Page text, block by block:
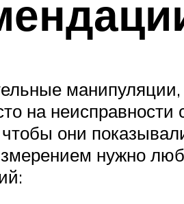
манипуляции,
на неисправности
чтобы они
нужно